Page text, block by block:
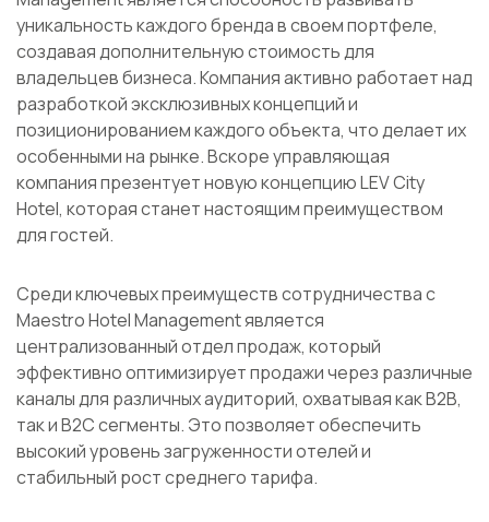
уникальность каждого бренда в своем портфеле,
создавая дополнительную стоимость для
владельцев бизнеса. Компания активно работает над
разработкой эксклюзивных концепций и
позиционированием каждого объекта, что делает их
особенными на рынке. Вскоре управляющая
компания презентует новую концепцию LEV City
Hotel, которая станет настоящим преимуществом
для гостей.
Среди ключевых преимуществ сотрудничества с
Maestro Hotel Management является
централизованный отдел продаж, который
эффективно оптимизирует продажи через различные
каналы для различных аудиторий, охватывая как B2B,
так и B2C сегменты. Это позволяет обеспечить
высокий уровень загруженности отелей и
стабильный рост среднего тарифа.